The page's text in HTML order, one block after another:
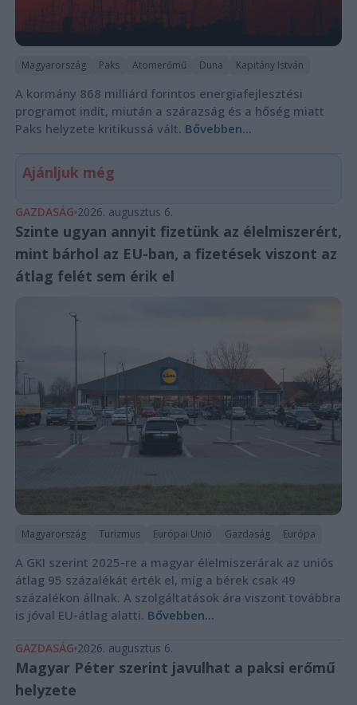
Magyarország Paks Atomerőmű Duna Kapitány István
A kormány 868 milliárd forintos energiafejlesztési
programot indít, miután a szárazság és a hőség miatt
Paks helyzete kritikussá vált. Bővebben...
Ajánljuk még
GAZDASÁG 2026. augusztus 6.
Szinte ugyan annyit fizetünk az élelmiszerért,
mint bárhol az EU-ban, a fizetések viszont az
átlag felét sem érik el
Magyarország Turizmus Európai Unió Gazdaság Európa
A GKI szerint 2025-re a magyar élelmiszerárak az uniós
átlag 95 százalékát érték el, míg a bérek csak 49
százalékon állnak. A szolgáltatások ára viszont továbbra
is jóval EU-átlag alatti. Bővebben...
GAZDASÁG 2026. augusztus 6.
Magyar Péter szerint javulhat a paksi erőmű
helyzete